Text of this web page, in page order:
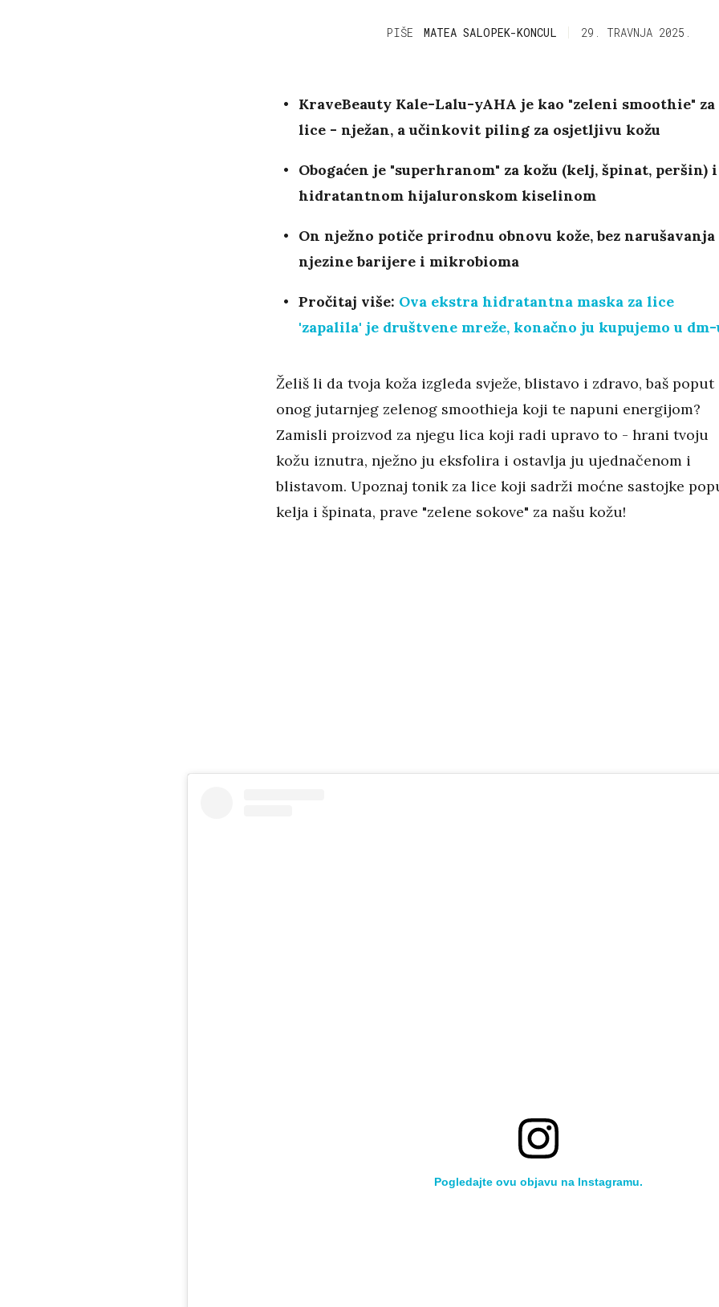
PIŠE MATEA SALOPEK-KONCUL 29. TRAVNJA 2025.
KraveBeauty Kale-Lalu-yAHA je kao "zeleni smoothie" za
lice - nježan, a učinkovit piling za osjetljivu kožu
Obogaćen je "superhranom" za kožu (kelj, špinat, peršin) i
hidratantnom hijaluronskom kiselinom
On nježno potiče prirodnu obnovu kože, bez narušavanja
njezine barijere i mikrobioma
Pročitaj više: Ova ekstra hidratantna maska za lice
'zapalila' je društvene mreže, konačno ju kupujemo u
Želiš li da tvoja koža izgleda svježe, blistavo i zdravo, baš poput
onog jutarnjeg zelenog smoothieja koji te napuni energijom?
Zamisli proizvod za njegu lica koji radi upravo to - hrani tvoju
kožu iznutra, nježno ju eksfolira i ostavlja ju ujednačenom i
blistavom. Upoznaj tonik za lice koji sadrži moćne sastojke
kelja i špinata, prave "zelene sokove" za našu kožu!
Pogledajte ovu objavu na Instagramu.